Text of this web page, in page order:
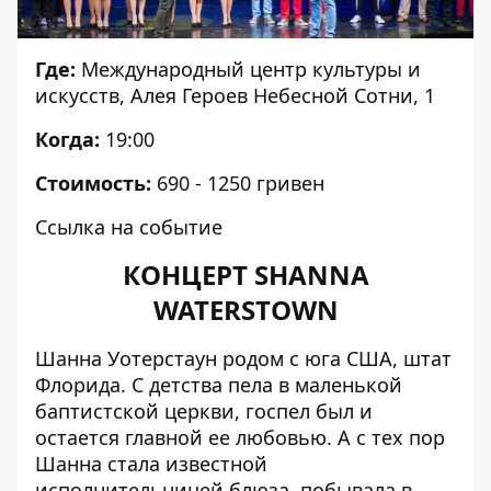
Где: Международный центр культуры и
искусств, Алея Героев Небесной Сотни, 1
Когда: 19:00
Стоимость: 690 - 1250 гривен
Ссылка на событие
КОНЦЕРТ SHANNA
WATERSTOWN
Шанна Уотерстаун родом с юга США, штат
Флорида. С детства пела в маленькой
баптистской церкви, госпел был и
остается главной ее любовью. А с тех пор
Шанна стала известной